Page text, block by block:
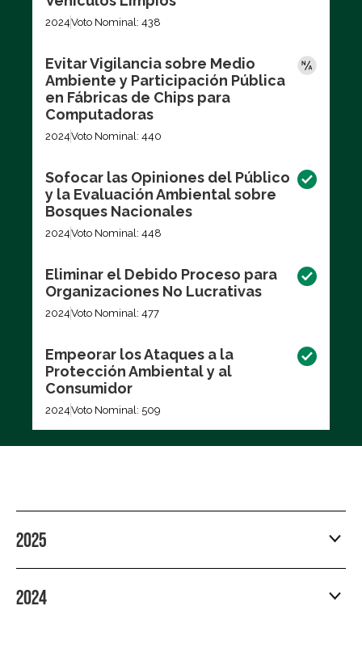
2024Voto Nominal: 438
Evitar Vigilancia sobre Medio
Ambiente y Participación Pública
en Fábricas de Chips para
Computadoras
2024Voto Nominal: 440
Sofocar las Opiniones del Público
y la Evaluación Ambiental sobre
Bosques Nacionales
2024Voto Nominal: 448
Eliminar el Debido Proceso para
Organizaciones No Lucrativas
2024Voto Nominal: 477
Empeorar los Ataques a la
Protección Ambiental y al
Consumidor
2024Voto Nominal: 509
2025
2024